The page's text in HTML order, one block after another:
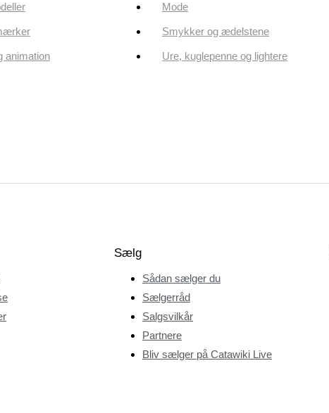
Mode
Smykker og ædelstene
animation Ure, kuglepenne og lightere
Sælg
Sådan sælger du
Sælgerråd
Salgsvilkår
Partnere
Bliv sælger på Catawiki Live